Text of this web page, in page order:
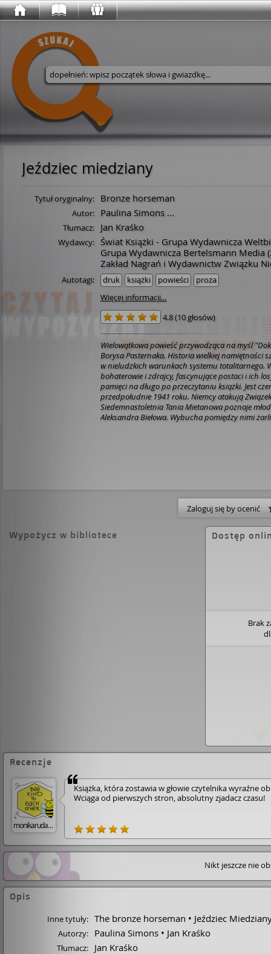
Wyszukaj w serwisie
Jeździec miedziany
Tytuł oryginalny: Bronze horseman
Autor: Paulina Simons ...
Tłumacz: Jan Kraśko
Wydawcy:
Świat Książki - Grupa Wydawnicza
Grupa Wydawnicza Bertelsmann Media
Zakład Nagrań i Wydawnictw Związku
Autotagi: druk książki powieści
proza
Więcej informacji...
4.8(10 głosów)
Wielowątkowa powieść przywodząca na myśl
Borysa Pasternaka. Historia wielkiej namiętności
w nieludzkich warunkach systemu totalitarnego.
bohaterowie i zdrajcy, fascynujące postaci i ich
pamięci na długo po przeczytaniu książki. Jest
przedpołudnie 1941 roku. Niemcy atakują
Siedemnastoletnia Tania Mietanowa poznaje
Aleksandra Biełowa. Wybucha pomiędzy nimi
stają się ofiarami żywiołu. Mimo to udaje im się
miłości i szczęścia. Czy ocaleją, czy zdołają uciec
Zaloguj się by ocenić
Wypożycz w bibliotece Dostęp
Brak
Recenzje
monikarudawu
Książka, która zostawia w głowie czytelnika wyraźne
Wciąga od pierwszych stron, absolutny zjadacz czasu!
Nikt jeszcze nie
Opis
Inne tytuły: The bronze horseman Jeździec
Autorzy: Paulina Simons Jan Kraśko
Tłumacz: Jan Kraśko